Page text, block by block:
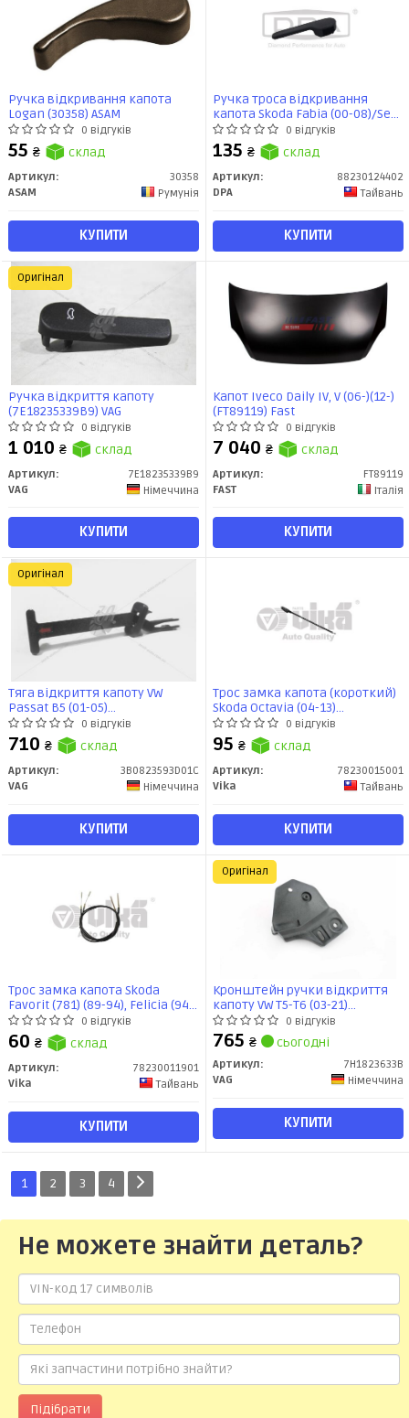
Ручка відкривання капота
Logan (30358) ASAM
0 відгуків
55 ₴ склад
Артикул:
30358
ASAM
Румунія
КУПИТИ
Ручка троса відкривання
капота Skoda Fabia (00-08)/Seat
(03-09),Ibiza (02-12,13-),Leon (11-
13),Toledo (05-09) (88230124402)
0 відгуків
135 ₴ склад
Артикул:
88230124402
DPA
Тайвань
КУПИТИ
Ручка відкриття капоту
(7E18235339B9) VAG
0 відгуків
1 010 ₴ склад
Артикул:
7E18235339B9
VAG
Німеччина
КУПИТИ
Оригінал
Капот Iveco Daily IV, V (06-)(12-)
(FT89119) Fast
0 відгуків
7 040 ₴ склад
Артикул:
FT89119
FAST
Італія
КУПИТИ
Тяга відкриття капоту VW
Passat B5 (01-05)
(3B0823593D01C) VAG
0 відгуків
710 ₴ склад
Артикул:
3B0823593D01C
VAG
Німеччина
КУПИТИ
Оригінал
Трос замка капота (короткий)
Skoda Octavia (04-13)
(78230015001) VIKA
0 відгуків
95 ₴ склад
Артикул:
78230015001
Vika
Тайвань
КУПИТИ
Трос замка капота Skoda
Favorit (781) (89-94), Felicia (94-
98,98-01)/VW Caddy (96-00)
(78230011901) VIKA
0 відгуків
60 ₴ склад
Артикул:
78230011901
Vika
Тайвань
КУПИТИ
Кронштейн ручки відкриття
капоту VW T5-T6 (03-21)
(7H1823633B) VAG
0 відгуків
765 ₴ сьогодні
Артикул:
7H1823633B
VAG
Німеччина
КУПИТИ
Оригінал
1 2 3 4
Не можете знайти деталь?
Підібрати